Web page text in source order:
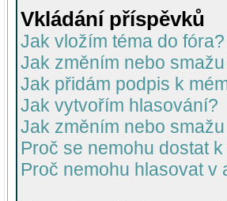
Vkládání příspěvků
Jak vložím téma do fóra?
Jak změním nebo
Jak přidám podpis k
Jak vytvořím hlasování?
Jak změním nebo
Proč se nemohu dostat
Proč nemohu hlasovat v